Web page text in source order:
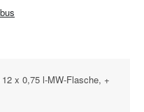
x 0,75 l-MW-Flasche, +